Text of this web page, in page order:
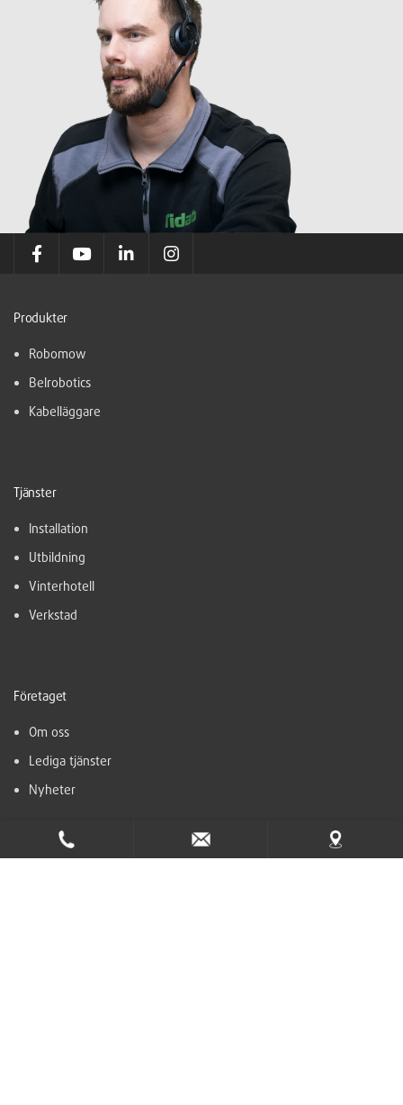
Produkter
Robomow
Belrobotics
Kabelläggare
Tjänster
Installation
Utbildning
Vinterhotell
Verkstad
Företaget
Om oss
Lediga tjänster
Nyheter